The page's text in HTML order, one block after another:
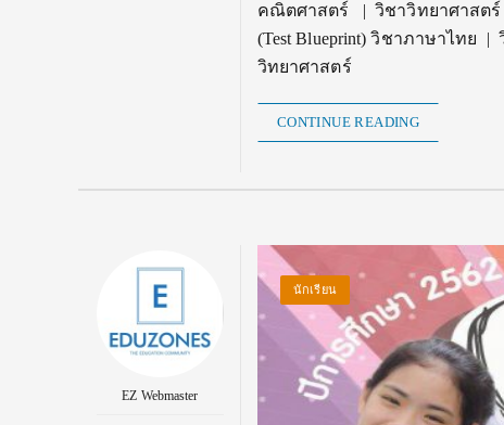
คณิตศาสตร์ | วิชาวิทยาศาสตร์
(Test Blueprint) วิชาภาษาไท
วิทยาศาสตร์
CONTINUE READING
EZ Webmaster
นักเรียน